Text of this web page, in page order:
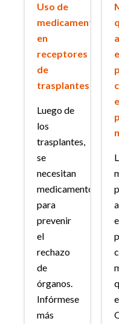
Uso de
medicamentos
en
receptores
de
trasplantes
Luego de
los
trasplantes,
se
necesitan
medicamentos
para
prevenir
el
rechazo
de
órganos.
Infórmese
más